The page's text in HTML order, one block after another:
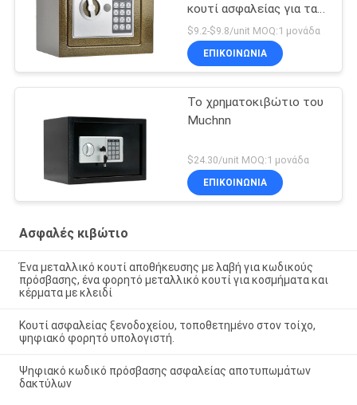
κουτί ασφαλείας για τα
έγγραφα μετρητών
$9.2-$9.8/unit MOQ:1 μονάδα
ΕΠΙΚΟΙΝΩΝΊΑ
Το χρηματοκιβώτιο του
Muchnn
$24.30/unit MOQ:1 μονάδα
ΕΠΙΚΟΙΝΩΝΊΑ
Ασφαλές κιβώτιο
Ένα μεταλλικό κουτί αποθήκευσης με λαβή για κωδικούς
πρόσβασης, ένα φορητό μεταλλικό κουτί για κοσμήματα και
κέρματα με κλειδί
Κουτί ασφαλείας ξενοδοχείου, τοποθετημένο στον τοίχο,
ψηφιακό φορητό υπολογιστή.
Ψηφιακό κωδικό πρόσβασης ασφαλείας αποτυπωμάτων
δακτύλων